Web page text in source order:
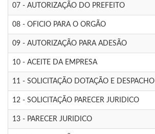
07 - AUTORIZAÇÃO DO PREFEITO
08 - OFICIO PARA O ORGÃO
09 - AUTORIZAÇÃO PARA ADESÃO
10 - ACEITE DA EMPRESA
11 - SOLICITAÇÃO DOTAÇÃO E DESPACHO
12 - SOLICITAÇÃO PARECER JURIDICO
13 - PARECER JURIDICO